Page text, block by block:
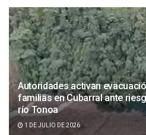
Autoridades activan
familias en Cubarral ante
río Tonoa
1 DE JULIO DE 2026